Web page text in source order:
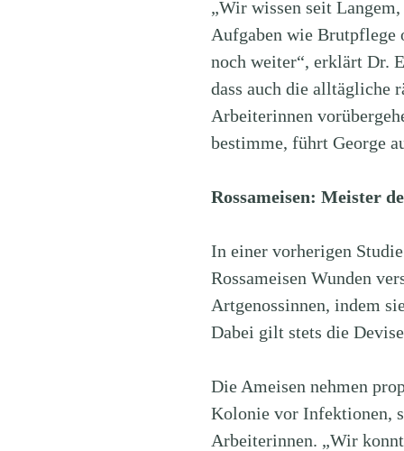
„Wir wissen seit
Aufgaben wie Brutpflege
noch weiter“, erklärt Dr.
dass auch die alltägliche
Arbeiterinnen
bestimme, führt George
Rossameisen: Meister
In einer vorherigen
Rossameisen Wunden
Artgenossinnen, indem
Dabei gilt stets die
Die Ameisen nehmen
Kolonie vor Infektionen,
Arbeiterinnen. „Wir